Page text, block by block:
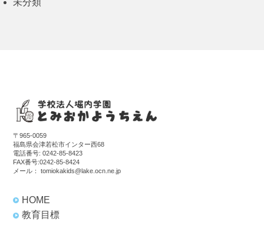
〒965-0059
福島県会津若松市インター西68
電話番号:0242-85-8423
FAX番号:0242-85-8424
メール：tomiokakids@lake.ocn.ne.jp
HOME
教育目標